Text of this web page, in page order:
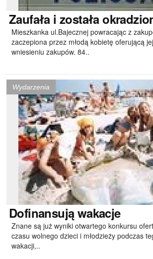
Zaufałai została
Mieszkanka ul.Bajecznej powracając z
zaczepiona przez młodą kobietę oferującą
wniesieniu zakupów. 84..
Wydarzenia
Dofinansująwakacje
Znane są już wyniki otwartego konkursu
czasu wolnego dzieci i młodzieży podczas
wakacji,..